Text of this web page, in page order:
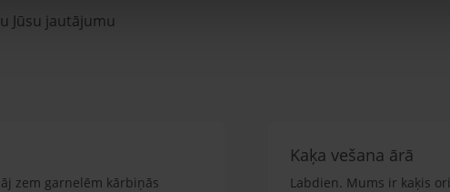
Jūsu jautājumu
zem garnelēm kārbiņās
Kaķa vešana ārā
Labdien. Mums ir kaķis